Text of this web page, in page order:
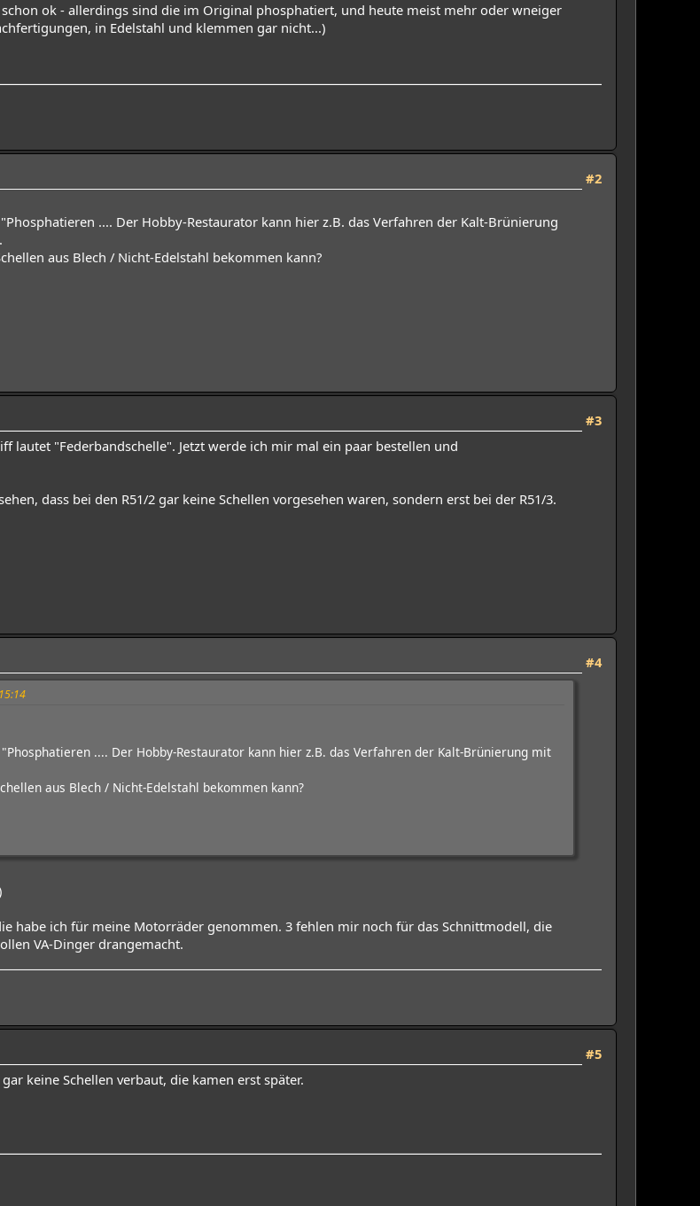
ok - allerdings sind die im Original phosphatiert, und heute meist mehr oder wneiger
in Edelstahl und klemmen gar nicht...)
#2
.... Der Hobby-Restaurator kann hier z.B. das Verfahren der Kalt-Brünierung
aus Blech / Nicht-Edelstahl bekommen kann?
#3
lautet "Federbandschelle". Jetzt werde ich mir mal ein paar bestellen und
dass bei den R51/2 gar keine Schellen vorgesehen waren, sondern erst bei der R51/3.
#4
.... Der Hobby-Restaurator kann hier z.B. das Verfahren der Kalt-Brünierung mit
aus Blech / Nicht-Edelstahl bekommen kann?
habe ich für meine Motorräder genommen. 3 fehlen mir noch für das Schnittmodell, die
VA-Dinger drangemacht.
#5
keine Schellen verbaut, die kamen erst später.